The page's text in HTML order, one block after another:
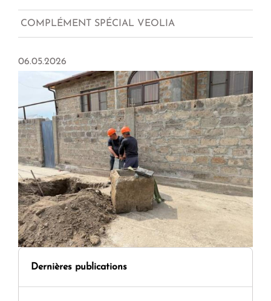
COMPLÉMENT SPÉCIAL VEOLIA
06.05.2026
Dernières publications